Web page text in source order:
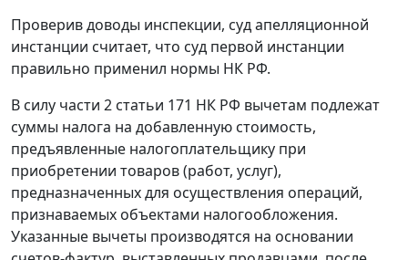
Проверив доводы инспекции, суд апелляционной
инстанции считает, что суд первой инстанции
правильно применил нормы НК РФ.
В силу части 2 статьи 171 НК РФ вычетам подлежат
суммы налога на добавленную стоимость,
предъявленные налогоплательщику при
приобретении товаров (работ, услуг),
предназначенных для осуществления операций,
признаваемых объектами налогообложения.
Указанные вычеты производятся на основании